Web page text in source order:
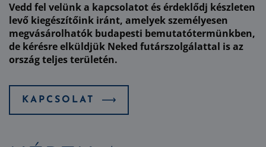
Vedd fel velünk a kapcsolatot és érdeklődj készleten
levő kiegészítőink iránt, amelyek személyesen
megvásárolhatók budapesti bemutatótermünkben,
de kérésre elküldjük Neked futárszolgálattal is az
ország teljes területén.
KAPCSOLAT